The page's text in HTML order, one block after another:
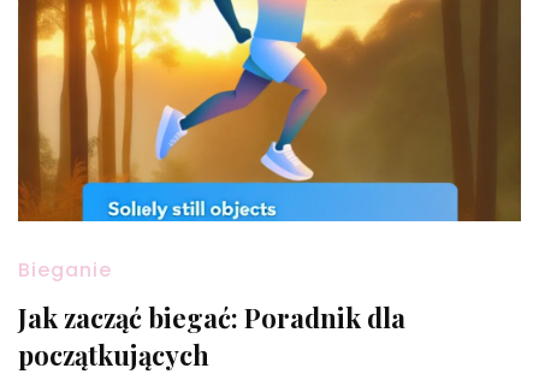
Bieganie
Jak zacząć biegać: Poradnik dla
początkujących